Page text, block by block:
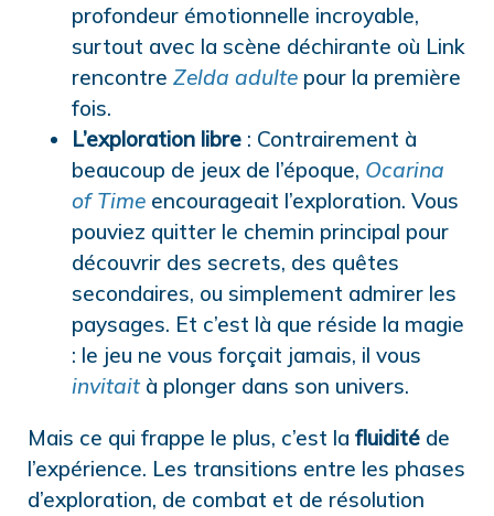
profondeur émotionnelle incroyable,
surtout avec la scène déchirante où Link
rencontre Zelda adulte pour la première
fois.
L’exploration libre : Contrairement à
beaucoup de jeux de l’époque, Ocarina
of Time encourageait l’exploration. Vous
pouviez quitter le chemin principal pour
découvrir des secrets, des quêtes
secondaires, ou simplement admirer les
paysages. Et c’est là que réside la magie
: le jeu ne vous forçait jamais, il vous
invitaità plonger dans son univers.
Mais ce qui frappe le plus, c’est la fluidité de
l’expérience. Les transitions entre les phases
d’exploration, de combat et de résolution